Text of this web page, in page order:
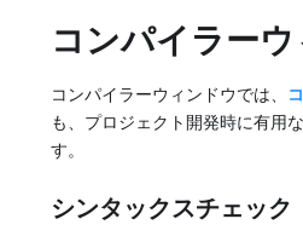
コンパイラー
コンパイラーウィンドウでは、
も、プロジェクト開発時に有用
す。
シンタックスチェック